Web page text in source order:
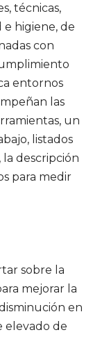
técnicas,
e higiene, de
con
entornos
las
un
listados
la descripción
para medir
sobre la
mejorar la
en
elevado de